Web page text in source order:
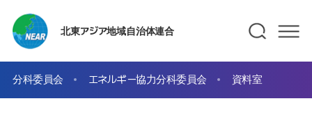
北東アジア地域自治体連合
分科委員会 エネルギー協力分科委員会 資料室